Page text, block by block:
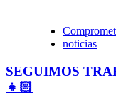
noticias
SEGUIMOS
👧🏻